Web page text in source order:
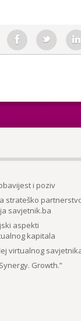
i poziv
strateško
savjetnik.ba
aspekti
kapitala
virtualnog
Growth.”